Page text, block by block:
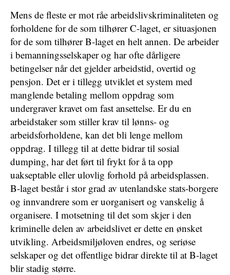
Mens de fleste er mot råe arbeidslivskriminaliteten og
forholdene for de som tilhører C-laget, er situasjonen
for de som tilhører B-laget en helt annen. De arbeider
i bemanningsselskaper og har ofte dårligere
betingelser når det gjelder arbeidstid, overtid og
pensjon. Det er i tillegg utviklet et system med
manglende betaling mellom oppdrag som
undergraver kravet om fast ansettelse. Er du en
arbeidstaker som stiller krav til lønns- og
arbeidsforholdene, kan det bli lenge mellom
oppdrag. I tillegg til at dette bidrar til sosial
dumping, har det ført til frykt for å ta opp
uakseptable eller ulovlig forhold på arbeidsplassen.
B-laget består i stor grad av utenlandske stats-borgere
og innvandrere som er uorganisert og vanskelig å
organisere. I motsetning til det som skjer i den
kriminelle delen av arbeidslivet er dette en ønsket
utvikling. Arbeidsmiljøloven endres, og seriøse
selskaper og det offentlige bidrar direkte til at B-laget
blir stadig større.